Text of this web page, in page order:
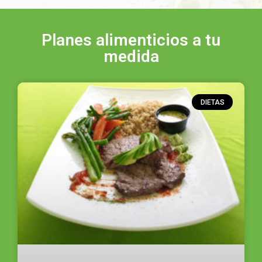
Planes alimenticios a tu
medida
DIETAS